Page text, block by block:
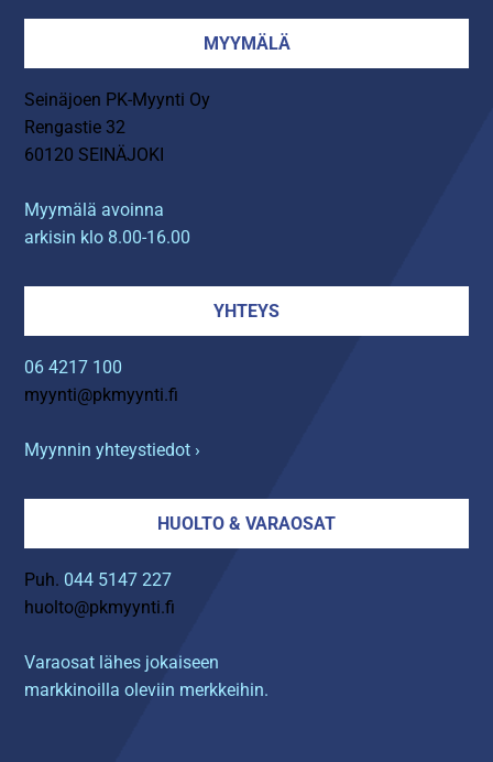
MYYMÄLÄ
Seinäjoen PK-Myynti Oy
Rengastie 32
60120 SEINÄJOKI
Myymälä avoinna
arkisin klo 8.00-16.00
YHTEYS
06 4217 100
myynti@pkmyynti.fi
Myynnin yhteystiedot ›
HUOLTO & VARAOSAT
Puh. 044 5147 227
huolto@pkmyynti.fi
Varaosat lähes jokaiseen
markkinoilla oleviin merkkeihin.